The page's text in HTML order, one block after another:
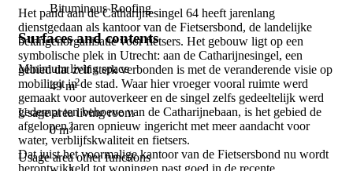
Het pand aan de Catharijnesingel 64 heeft jarenlang
dienstgedaan als kantoor van de Fietsersbond, de landelijke
belangenorganisatie voor fietsers. Het gebouw ligt op een
symbolische plek in Utrecht: aan de Catharijnesingel, een
gebied dat zelf sterk verbonden is met de veranderende visie op
mobiliteit in de stad. Waar hier vroeger vooral ruimte werd
gemaakt voor autoverkeer en de singel zelfs gedeeltelijk werd
gedempt ten behoeve van de Catharijnebaan, is het gebied de
afgelopen jaren opnieuw ingericht met meer aandacht voor
water, verblijfskwaliteit en fietsers.
Dat juist het voormalige kantoor van de Fietsersbond nu wordt
herontwikkeld tot woningen past goed in de recente
Bituminous Roofing
Surfaces and contents
Minimum living space
49 m2
Usage area living room
0 m2
Usage area other functions